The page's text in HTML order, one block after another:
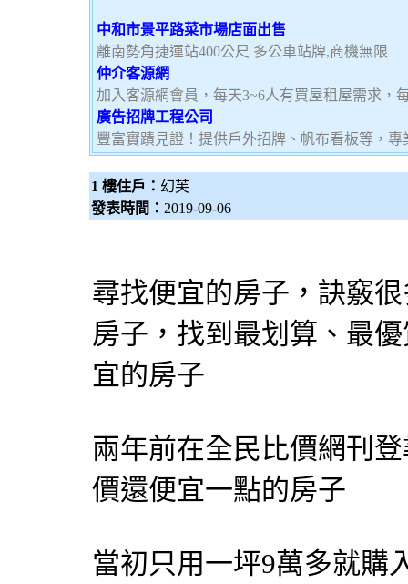
中和市景平路菜市場店面出售
離南勢角捷運站400公尺 多公車站牌,商機無限
仲介客源網
加入客源網會員，每天3~6人有買屋租屋需求，
廣告招牌工程公司
豐富實蹟見證！提供戶外招牌、帆布看板等，
1 樓住戶： 幻芙
發表時間： 2019-09-06
尋找便宜的房子，訣竅
房子，找到最划算、最
宜的房子
兩年前在全民比價網刊
價還便宜一點的房子
當初只用一坪9萬多就購